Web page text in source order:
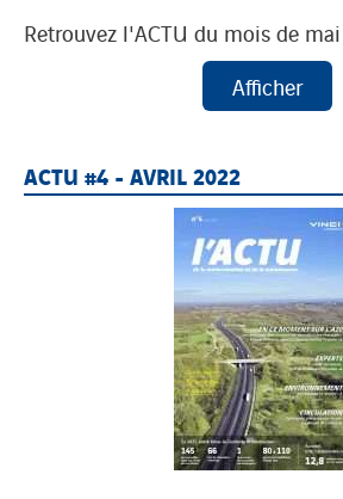
Retrouvez l'ACTU du mois de mai
ACTU #4 - AVRIL 2022